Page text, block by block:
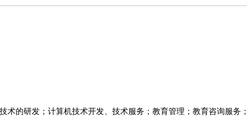
术的研发；计算机技术开发、技术服务；教育管理；教育咨询服务